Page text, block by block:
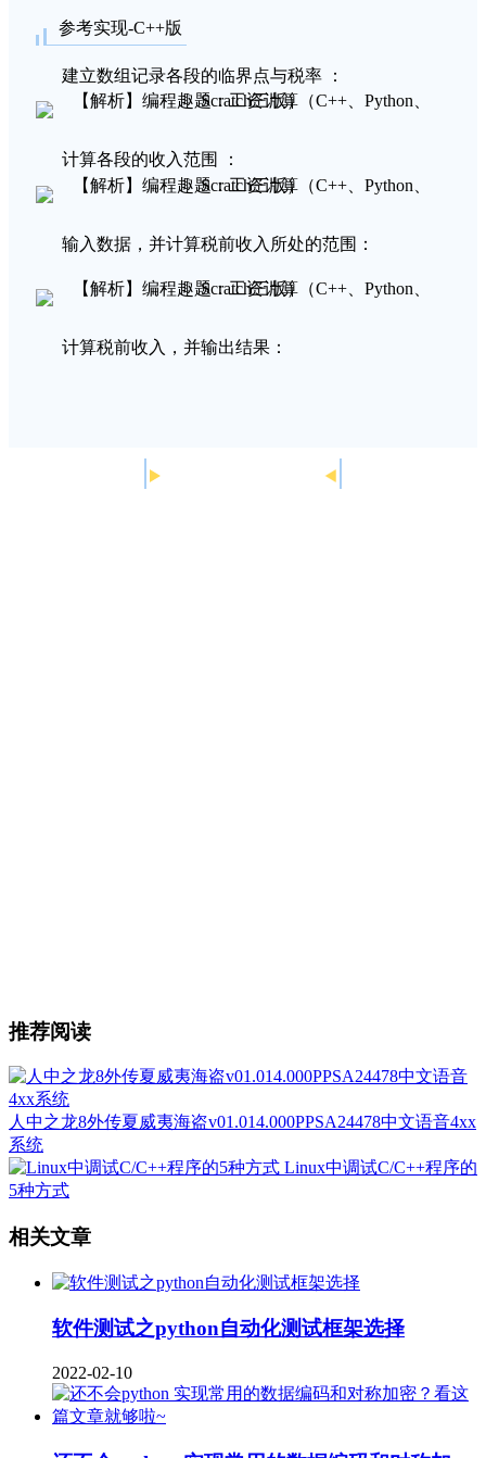
参考实现-C++版
建立数组记录各段的临界点与税率 ：
计算各段的收入范围 ：
输入数据，并计算税前收入所处的范围：
计算税前收入，并输出结果：
推荐阅读
人中之龙8外传夏威夷海盗v01.014.000PPSA24478中文语音4xx
系统
Linux中调试C/C++程序的
5种方式
相关文章
软件测试之python自动化测试框架选择
2022-02-10